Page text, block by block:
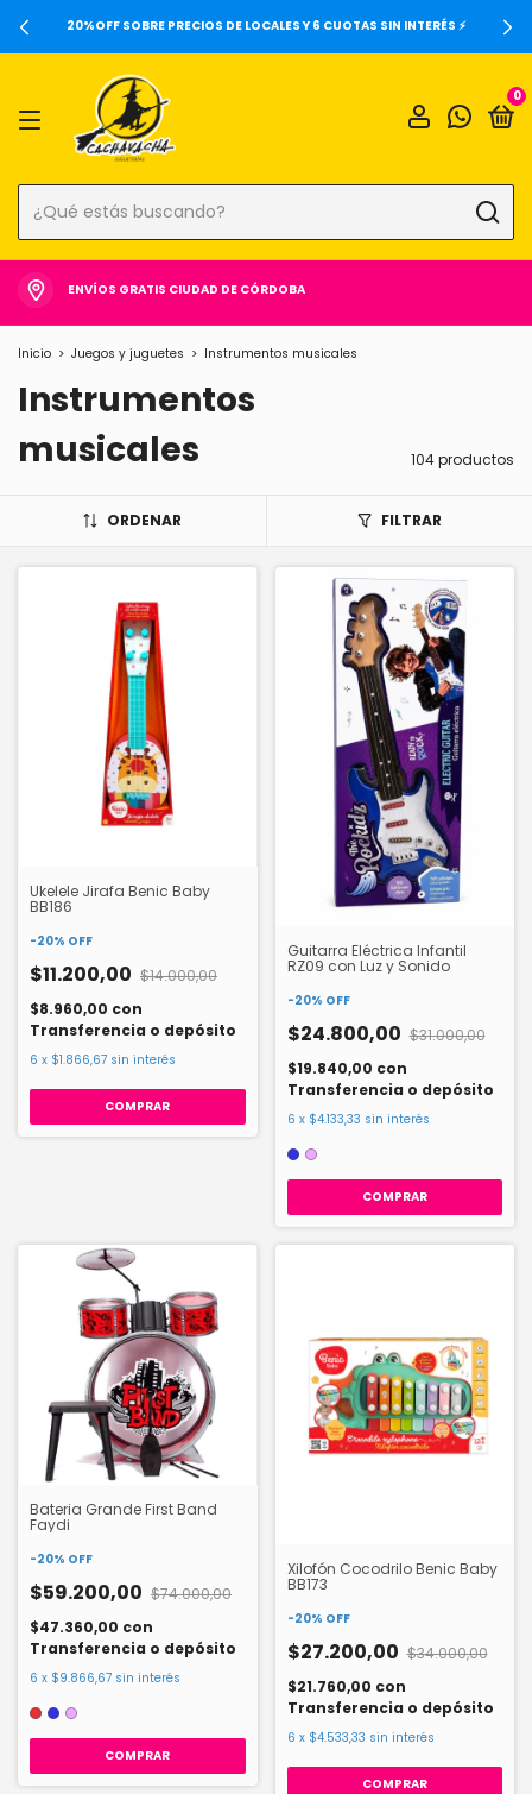
20%OFF SOBRE PRECIOS DE LOCALES Y 6 CUOTAS SIN INTERÉS ⚡️
0
ENVÍOS GRATIS CIUDAD DE CÓRDOBA
Inicio > Juegos y juguetes > Instrumentos musicales
Instrumentos
musicales
104 productos
ORDENAR FILTRAR
Ukelele Jirafa Benic Baby
BB186
-20% OFF
$11.200,00 $14.000,00
$8.960,00 con
Transferencia o depósito
6 x $1.866,67 sin interés
Guitarra Eléctrica Infantil
RZ09 con Luz y Sonido
-20% OFF
$24.800,00 $31.000,00
$19.840,00 con
Transferencia o depósito
6 x $4.133,33 sin interés
COMPRAR
Bateria Grande First Band
Faydi
-20% OFF
$59.200,00 $74.000,00
$47.360,00 con
Transferencia o depósito
6 x $9.866,67 sin interés
COMPRAR
Xilofón Cocodrilo Benic Baby
BB173
-20% OFF
$27.200,00 $34.000,00
$21.760,00 con
Transferencia o depósito
6 x $4.533,33 sin interés